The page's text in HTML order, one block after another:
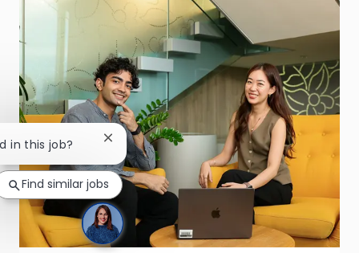
in this job? Close chatbot notification
Find similar jobs